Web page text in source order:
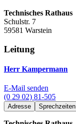
Technisches Rathaus
Schulstr. 7
59581 Warstein
Leitung
Herr Kampermann
E-Mail senden
(0 29 02) 81-505
Adresse Sprechzeiten